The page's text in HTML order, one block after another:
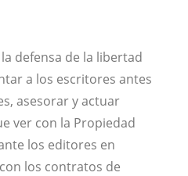
defensa de la libertad
a los escritores antes
asesorar y actuar
ver con la Propiedad
los editores en
los contratos de